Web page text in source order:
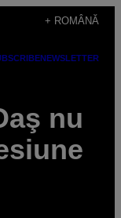
+ ROMÂNĂ
NEWSLETTER
nu